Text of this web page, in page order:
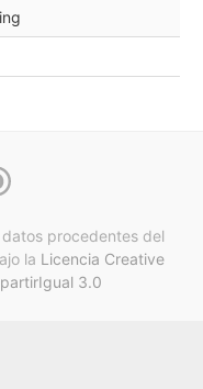
procedentes del
la Licencia Creative
3.0